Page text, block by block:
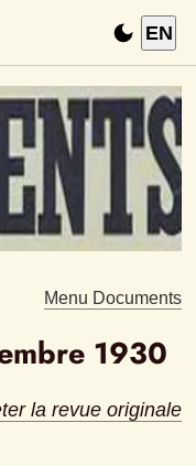
EN
Menu Documents
1930
la revue originale